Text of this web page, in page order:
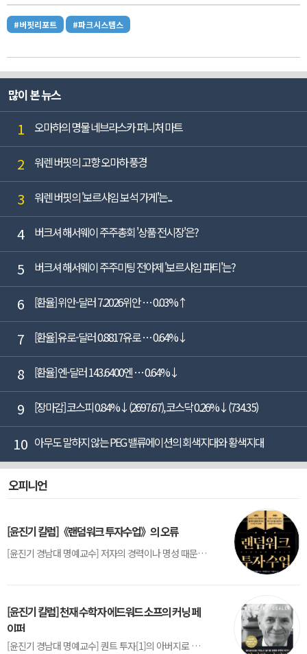
#버핏리포트 #파크시스템스
많이 본 뉴스
1 오마하의 명물 네브라스카 퍼니처 마트
2 워렌 버핏의 고향 오마하 풍경
3 워렌 버핏의 '보르샤임 보석 가게'는...
4 버크셔 해서웨이 주주총회 '상품 전시장'은?
5 버크셔 해서웨이 주주미팅 전야제 '보르샤임 파티'는?
6 [환율] 위안-달러 7.2026위안 … 0.03%↑
7 [환율] 유로-달러 0.8817유로 … 0.64%↓
8 [환율] 엔-달러 143.6400엔 … 0.64%↓
9 [장마감] 코스피 0.84%↓(2697.67), 코스닥 0.26%↓(734.35)
10 아무도 말하지 않는 PEG 밸류에이션의 회색지대와 황색지대
오피니언
[윤진기 칼럼]《랜덤워크 투자수업》의 오류
[윤진기 경남대 명예교수] 저자의 경력이나 명성 때문인지 2020년에 번역 출판된 《랜덤워크 투자수업》(A Random Walk Down Wall Street) 12판은 표지부터가 거창하다. ‘45년간 12번 개정하며 철저히 검증한 투자서’, ‘전문가 부럽지 않은 투자 감각을 길러주는 위대한 투자지침서’ 라는 은빛 광고문구로 독자를 유혹한다.[1] 출판 50주...
[윤진기 칼럼] 천재 수학자 에드워드 소프의 커닝 페
이퍼
[윤진기 경남대 명예교수] 퀀트 투자[1]의 아버지로 불리는 에드워드 소프(Edward O. Thorp)는 수학계에서 천재로 알려진 인물이다. 그는 수학자이지만, 투자 업계에도 여러 가지 흥미로운 일화를 남겼다.수학을 이용하여 카지노를 이길 수 있는지가 궁금했던 그는 동료 교수가 소개해 준 블랙잭(Blackjack) 전략의 핵심을 손바닥 크기의 종이에 요...